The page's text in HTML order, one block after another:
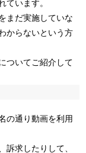
ています。
まだ実施していな
からないという方
ついてご紹介して
の通り動画を利用
訴求したりして、